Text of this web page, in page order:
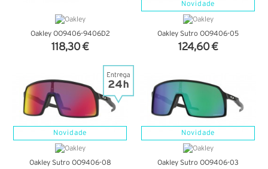
Oakley OO9406-9406D2
118,30 €
Novidade
Oakley Sutro OO9406-05
124,60 €
Novidade
Oakley Sutro OO9406-08
Novidade
Oakley Sutro OO9406-03